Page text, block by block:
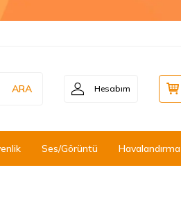
ARA Hesabım
Ses/Görüntü Havalandırma